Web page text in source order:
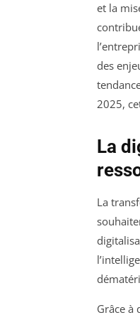
et la
des
2025,
La
La
Grâce à